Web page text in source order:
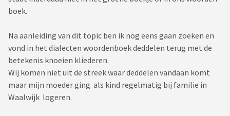
boek.
Na aanleiding van dit topic ben ik nog eens gaan zoeken en
vond in het dialecten woordenboek deddelen terug met de
betekenis knoeien kliederen.
Wij komen niet uit de streek waar deddelen vandaan komt
maar mijn moeder ging als kind regelmatig bij familie in
Waalwijk logeren.